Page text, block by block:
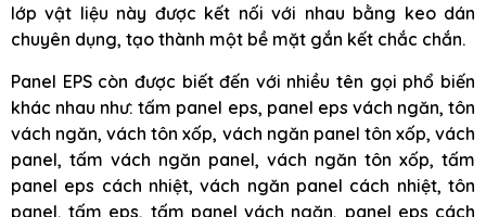
lớp vật liệu này được kết nối với nhau bằng keo dán
chuyên dụng, tạo thành một bề mặt gắn kết chắc chắn.
Panel EPS còn được biết đến với nhiều tên gọi phổ biến
khác nhau như: tấm panel eps, panel eps vách ngăn, tôn
vách ngăn, vách tôn xốp, vách ngăn panel tôn xốp, vách
panel, tấm vách ngăn panel, vách ngăn tôn xốp, tấm
panel eps cách nhiệt, vách ngăn panel cách nhiệt, tôn
panel, tấm eps, tấm panel vách ngăn, panel eps cách